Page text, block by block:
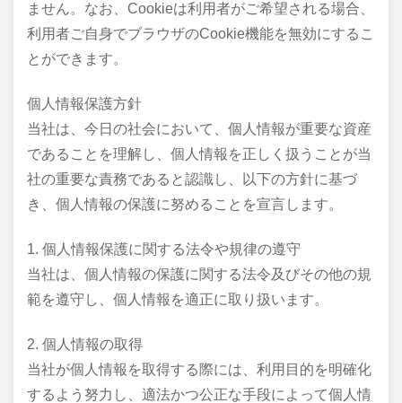
ません。なお、Cookieは利用者がご希望される場合、
利用者ご自身でブラウザのCookie機能を無効にするこ
とができます。
個人情報保護方針
当社は、今日の社会において、個人情報が重要な資産
であることを理解し、個人情報を正しく扱うことが当
社の重要な責務であると認識し、以下の方針に基づ
き、個人情報の保護に努めることを宣言します。
1. 個人情報保護に関する法令や規律の遵守
当社は、個人情報の保護に関する法令及びその他の規
範を遵守し、個人情報を適正に取り扱います。
2. 個人情報の取得
当社が個人情報を取得する際には、利用目的を明確化
するよう努力し、適法かつ公正な手段によって個人情